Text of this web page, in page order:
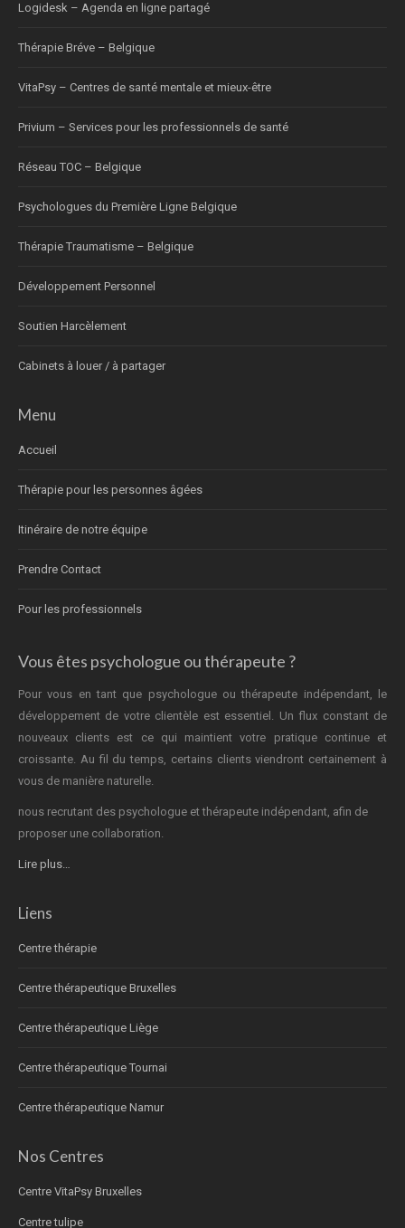
Logidesk – Agenda en ligne partagé
Thérapie Bréve – Belgique
VitaPsy – Centres de santé mentale et mieux-être
Privium – Services pour les professionnels de santé
Réseau TOC – Belgique
Psychologues du Première Ligne Belgique
Thérapie Traumatisme – Belgique
Développement Personnel
Soutien Harcèlement
Cabinets à louer / à partager
Menu
Accueil
Thérapie pour les personnes âgées
Itinéraire de notre équipe
Prendre Contact
Pour les professionnels
Vous êtes psychologue ou thérapeute ?
Pour vous en tant que psychologue ou thérapeute indépendant, le
développement de votre clientèle est essentiel. Un flux constant de
nouveaux clients est ce qui maintient votre pratique continue et
croissante. Au fil du temps, certains clients viendront certainement à
vous de manière naturelle.
nous recrutant des psychologue et thérapeute indépendant, afin de
proposer une collaboration.
Lire plus…
Liens
Centre thérapie
Centre thérapeutique Bruxelles
Centre thérapeutique Liège
Centre thérapeutique Tournai
Centre thérapeutique Namur
Nos Centres
Centre VitaPsy Bruxelles
Centre tulipe